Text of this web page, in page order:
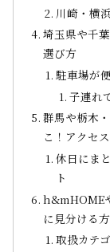
川崎・横
埼玉県や千
選び方
駐車場が
子連れ
群馬や栃木
こ！アクセ
休日にま
ト
h&mHOME
に見分ける
取扱カテ